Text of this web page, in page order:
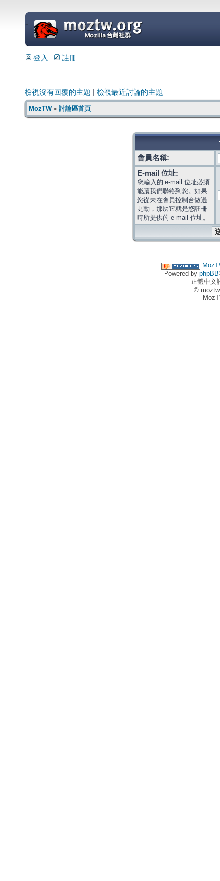
=
登入 註冊
檢視沒有回覆的主題 檢視最近討論的主題
MozTW» 討論區首頁
會員名稱:
E-mail 位址:
您輸入的 e-mail 位址必須
能讓我們聯絡到您。如果
您從未在會員控制台做過
更動，那麼它就是您註冊
時所提供的 e-mail 位址。
Powered by phpBB
正體中文
©